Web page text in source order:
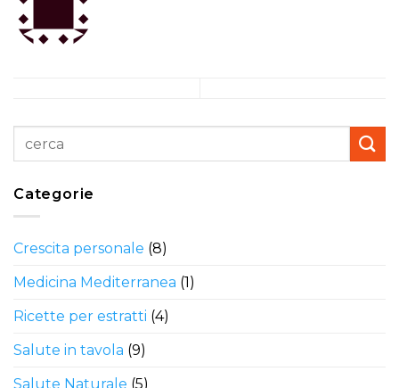
Categorie
Crescita personale (8)
Medicina Mediterranea (1)
Ricette per estratti (4)
Salute in tavola (9)
Salute Naturale (5)